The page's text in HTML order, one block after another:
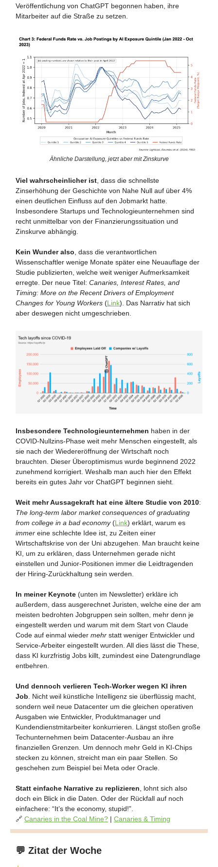
Veröffentlichung von ChatGPT begonnen haben, ihre
Mitarbeiter auf die Straße zu setzen.
Ähnliche Darstellung, jetzt aber mit Zinskurve
Viel wahrscheinlicher ist , dass die schnellste
Zinserhöhung der Geschichte von Nahe Null auf über 4%
einen deutlichen Einfluss auf den Jobmarkt hatte.
Insbesondere Startups und Technologieunternehmen sind
recht unmittelbar von der Finanzierungssituation und
Zinskurve abhängig.
Kein Wunder also , dass die verantwortlichen
Wissenschaftler wenige Monate später eine Neuauflage der
Studie publizierten, welche weit weniger Aufmerksamkeit
erregte. Der neue Titel: Canaries, Interest Rates, and
Timing: More on the Recent Drivers of Employment
Changes for Young Workers (Link). Das Narrativ hat sich
aber deswegen nicht umgeschrieben.
Insbesondere Technologieunternehmen haben in der
COVID-Nullzins-Phase weit mehr Menschen eingestellt, als
sie nach der Wiedereröffnung der Wirtschaft noch
brauchten. Dieser Überoptimismus wurde beginnend 2022
zunehmend korrigiert. Weshalb man auch hier den Effekt
bereits ein gutes Jahr vor ChatGPT beginnen sieht.
Weit mehr Aussagekraft hat eine ältere Studie von 2010:
The long-term labor market consequences of graduating
from college in a bad economy(Link) erklärt, warum es
immer eine schlechte Idee ist, zu Zeiten einer
Wirtschaftskrise von der Uni abzugehen. Man braucht keine
KI, um zu erklären, dass Unternehmen gerade nicht
einstellen und Junior-Positionen immer die Leidtragenden
der Hiring-Zurückhaltung sein werden.
In meiner Keynote (unten im Newsletter) erkläre ich
außerdem, dass ausgerechnet Juristen, welche eine der am
meisten bedrohten Jobgruppen sein sollten, mehr denn je
eingestellt werden und warum mit dem Start von Claude
Code auf einmal wieder mehr statt weniger Entwickler und
Service-Arbeiter eingestellt wurden. All dies lässt die These,
dass KI kurzfristig Jobs killt, zumindest eine Datengrundlage
entbehren.
Und dennoch verlieren Tech-Worker wegen KI ihren
Job. Nicht weil künstliche Intelligenz sie überflüssig macht,
sondern weil neue Datacenter um die gleichen operativen
Ausgaben wie Entwickler, Produktmanager und
Kundendienstmitarbeiter konkurrieren. Längst stoßen große
Techunternehmen beim Datacenter-Ausbau an ihre
finanziellen Grenzen. Um dennoch mehr Geld in KI-Chips
stecken zu können, streicht man ein paar Stellen. So
geschehen zum Beispiel bei Meta oder Oracle.
Statt einfache Narrative zu replizieren, lohnt sich also
doch ein Blick in die Daten. Oder der Rückfall auf noch
einfachere: “It’s the economy, stupid!”.
🔗 Canaries in the Coal Mine? | Canaries & Timing
💬 Zitat der Woche